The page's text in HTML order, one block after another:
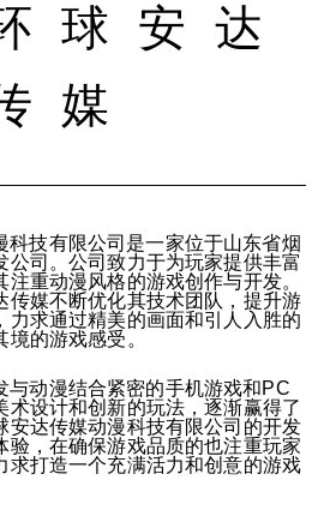
球安达
媒
科技有限公司是一家位于山东省烟
公司。公司致力于为玩家提供丰富
重动漫风格的游戏创作与开发。
传媒不断优化其技术团队，提升游
力求通过精美的画面和引人入胜的
的游戏感受。
与动漫结合紧密的手机游戏和PC
术设计和创新的玩法，逐渐赢得了
安达传媒动漫科技有限公司的开发
验，在确保游戏品质的也注重玩家
求打造一个充满活力和创意的游戏